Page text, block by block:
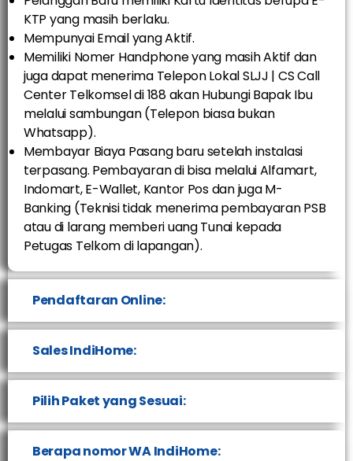
KTP yang masih berlaku.
Mempunyai Email yang Aktif.
Memiliki Nomer Handphone yang masih Aktif dan
juga dapat menerima Telepon Lokal SLJJ | CS Call
Center Telkomsel di 188 akan Hubungi Bapak Ibu
melalui sambungan (Telepon biasa bukan
Whatsapp).
Membayar Biaya Pasang baru setelah instalasi
terpasang. Pembayaran di bisa melalui Alfamart,
Indomart, E-Wallet, Kantor Pos dan juga M-
Banking (Teknisi tidak menerima pembayaran PSB
atau di larang memberi uang Tunai kepada
Petugas Telkom di lapangan).
Pendaftaran Online:
Sales IndiHome:
Pilih Paket yang Sesuai:
Berapa nomor WA IndiHome: